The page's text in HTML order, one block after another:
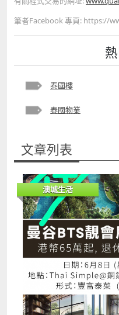
筆者Facebook 專頁: https://
泰國樓
泰國物業
文章列表
澳城生活